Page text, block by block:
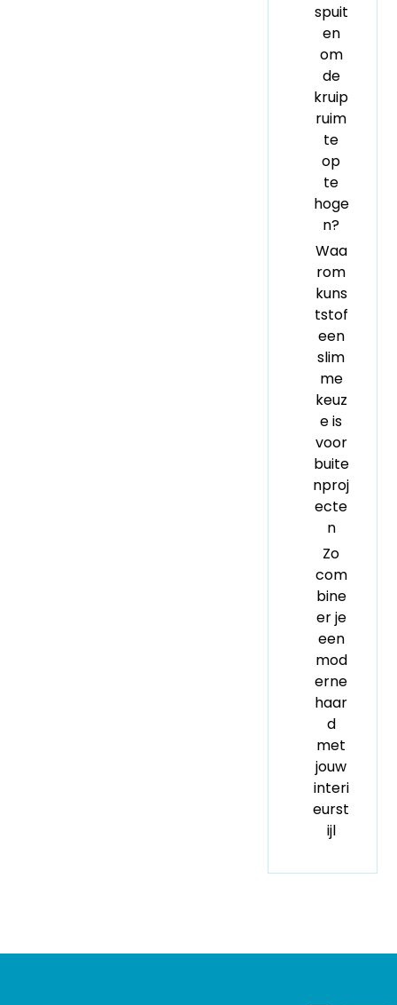
spuit
en
om
de
kruip
ruim
te
op
te
hoge
n?
Waa
rom
kuns
tstof
een
slim
me
keuz
e is
voor
buite
nproj
ecte
n
Zo
com
bine
er je
een
mod
erne
haar
d
met
jouw
interi
eurst
ijl